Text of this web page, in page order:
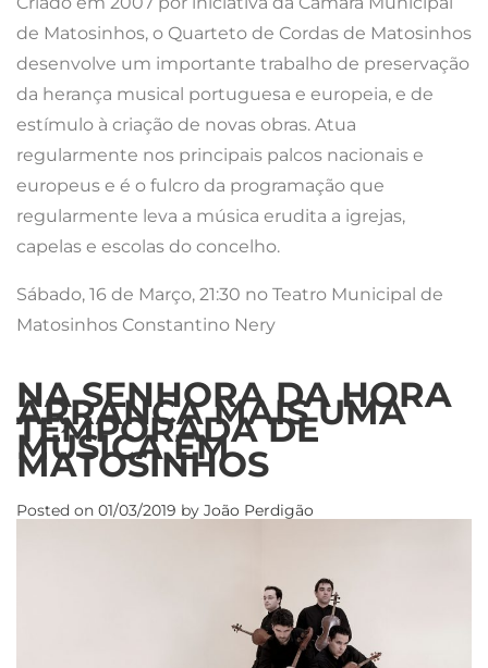
de Matosinhos, o Quarteto de Cordas de Matosinhos
desenvolve um importante trabalho de preservação
da herança musical portuguesa e europeia, e de
estímulo à criação de novas obras. Atua
regularmente nos principais palcos nacionais e
europeus e é o fulcro da programação que
regularmente leva a música erudita a igrejas,
capelas e escolas do concelho.
Sábado, 16 de Março, 21:30 no Teatro Municipal de
Matosinhos Constantino Nery
NA SENHORA DA HORA
ARRANCA MAIS UMA
TEMPORADA DE
MÚSICA EM
MATOSINHOS
Posted on 01/03/2019 by João Perdigão